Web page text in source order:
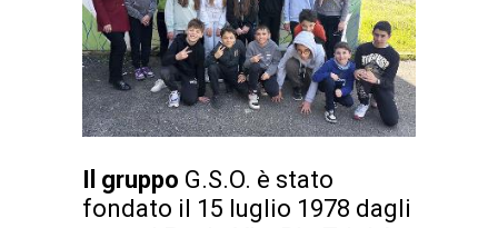
Il gruppo G.S.O. è stato
fondato il 15 luglio 1978 dagli